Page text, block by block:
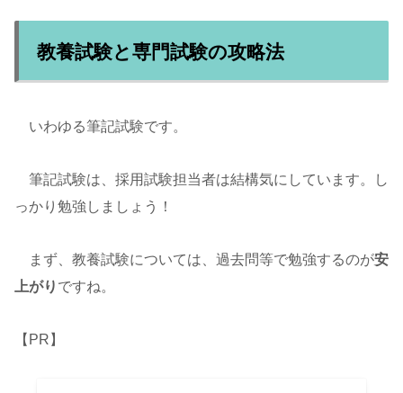
教養試験と専門試験の攻略法
いわゆる筆記試験です。
筆記試験は、採用試験担当者は結構気にしています。し
っかり勉強しましょう！
まず、教養試験については、過去問等で勉強するのが安
上がり ですね。
【PR】